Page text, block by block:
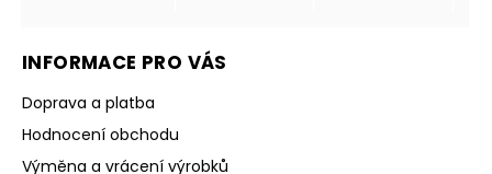
INFORMACE PRO VÁS
Doprava a platba
Hodnocení obchodu
Výměna a vrácení výrobků